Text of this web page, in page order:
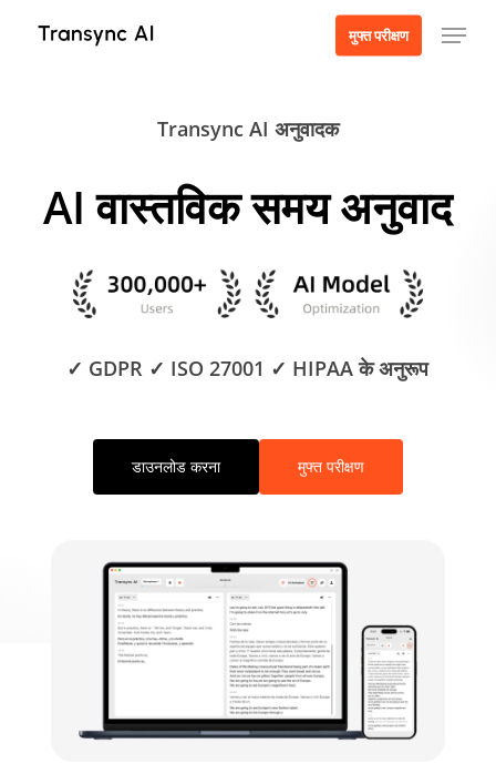
मुफ्त परीक्षण मेनू
Transync AI अनुवादक
AI वास्तविक समय अनुवाद
✓ GDPR ✓ ISO 27001 ✓ HIPAA के अनुरूप
डाउनलोड करना मुफ्त परीक्षण